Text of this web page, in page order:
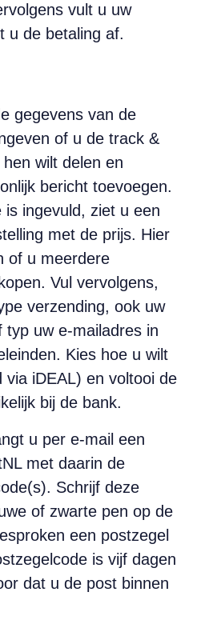
vult u uw
u de betaling af.
gegevens van de
of u de track &
wilt delen en
bericht toevoegen.
ingevuld, ziet u een
met de prijs. Hier
of u meerdere
Vul vervolgens,
verzending, ook uw
typ uw e-mailadres in
Kies hoe u wilt
via iDEAL) en voltooi de
bij de bank.
u per e-mail een
met daarin de
Schrijf deze
of zwarte pen op de
een postzegel
is vijf dagen
dat u de post binnen